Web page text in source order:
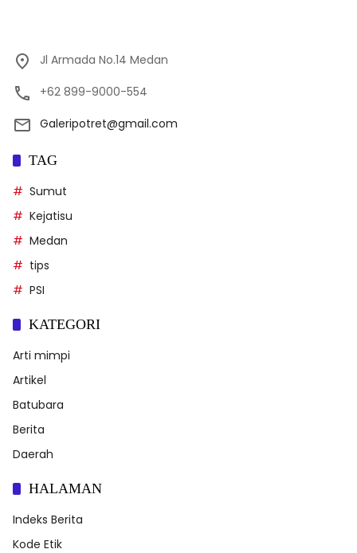
Jl Armada No.14 Medan
+62 899-9000-554
Galeripotret@gmail.com
TAG
Sumut
Kejatisu
Medan
tips
PSI
KATEGORI
Arti mimpi
Artikel
Batubara
Berita
Daerah
HALAMAN
Indeks Berita
Kode Etik